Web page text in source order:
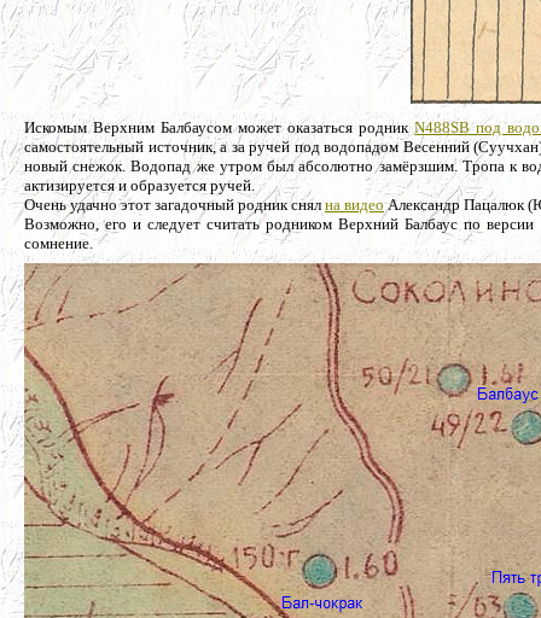
Искомым Верхним Балбаусом может оказаться родникN488SB под
самостоятельный источник, а за ручей под водопадом Весенний
новый снежок. Водопад же утром был абсолютно замёрзшим. Тропа к
актизируется и образуется ручей.
Очень удачно этот загадочный родник снял на видеоАлександр Пацалюк
Возможно, его и следует считать родником Верхний Балбаус по
сомнение.